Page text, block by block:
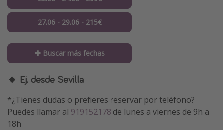
27.06 - 29.06 - 215€
✚ Buscar más fechas
🔸 Ej. desde Sevilla
*¿Tienes dudas o prefieres reservar por teléfono?
Puedes llamar al 919152178 de lunes a viernes de 9h a
18h